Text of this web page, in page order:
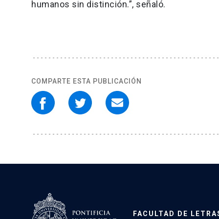
humanos sin distinción.”, señaló.
COMPARTE ESTA PUBLICACIÓN
FACULTAD DE